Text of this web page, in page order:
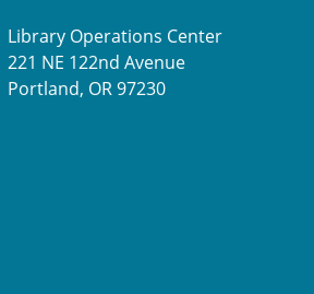
Library Operations Center
221 NE 122nd Avenue
Portland, OR 97230